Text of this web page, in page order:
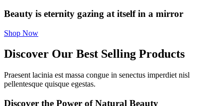
Beauty is eternity gazing at itself in a mirror
Shop Now
Discover Our Best Selling Products
Praesent lacinia est massa congue in senectus imperdiet nisl
pellentesque quisque egestas.
Discover the Power of Natural Beauty